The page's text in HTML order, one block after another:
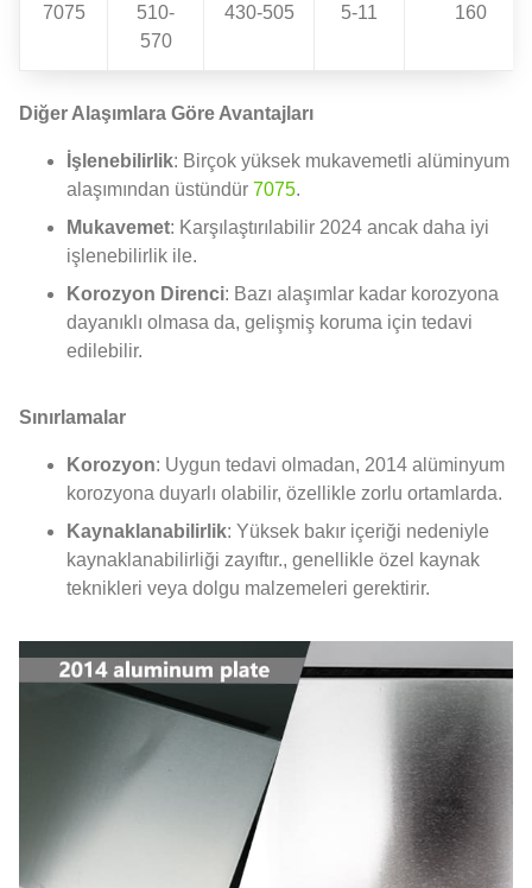
7075
510-
570
430-505 5-11 160
Diğer Alaşımlara Göre Avantajları
İşlenebilirlik: Birçok yüksek mukavemetli alüminyum
alaşımından üstündür 7075.
Mukavemet: Karşılaştırılabilir 2024 ancak daha iyi
işlenebilirlik ile.
Korozyon Direnci: Bazı alaşımlar kadar korozyona
dayanıklı olmasa da, gelişmiş koruma için tedavi
edilebilir.
Sınırlamalar
Korozyon: Uygun tedavi olmadan, 2014 alüminyum
korozyona duyarlı olabilir, özellikle zorlu ortamlarda.
Kaynaklanabilirlik: Yüksek bakır içeriği nedeniyle
kaynaklanabilirliği zayıftır., genellikle özel kaynak
teknikleri veya dolgu malzemeleri gerektirir.